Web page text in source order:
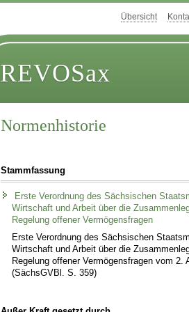
Übersicht
REVOSax
Normenhistorie
Stammfassung
Erste Verordnung des Sächsischen
Wirtschaft und Arbeit über die
Regelung offener Vermögensfragen
Erste Verordnung des Sächsischen
Wirtschaft und Arbeit über die
Regelung offener Vermögensfragen vom 2.
(SächsGVBl. S. 359)